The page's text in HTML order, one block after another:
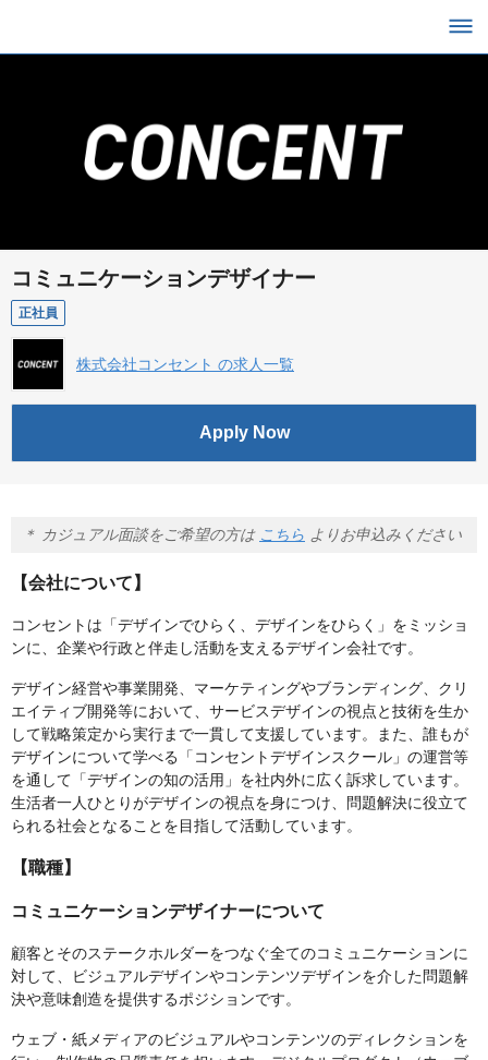
コミュニケーションデザイナー
正社員
株式会社コンセント の求人一覧
Apply Now
＊ カジュアル面談をご希望の方は こちら よりお申込みください
【会社について】
コンセントは「デザインでひらく、デザインをひらく」をミッショ
ンに、企業や行政と伴走し活動を支えるデザイン会社です。
デザイン経営や事業開発、マーケティングやブランディング、クリ
エイティブ開発等において、サービスデザインの視点と技術を生か
して戦略策定から実行まで一貫して支援しています。また、誰もが
デザインについて学べる「コンセントデザインスクール」の運営等
を通して「デザインの知の活用」を社内外に広く訴求しています。
生活者一人ひとりがデザインの視点を身につけ、問題解決に役立て
られる社会となることを目指して活動しています。
【職種】
コミュニケーションデザイナーについて
顧客とそのステークホルダーをつなぐ全てのコミュニケーションに
対して、ビジュアルデザインやコンテンツデザインを介した問題解
決や意味創造を提供するポジションです。
ウェブ・紙メディアのビジュアルやコンテンツのディレクションを